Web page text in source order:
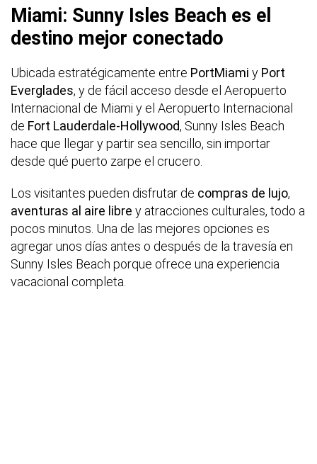
Miami: Sunny Isles Beach es el
destino mejor conectado
Ubicada estratégicamente entre PortMiami y Port
Everglades, y de fácil acceso desde el Aeropuerto
Internacional de Miami y el Aeropuerto Internacional
de Fort Lauderdale-Hollywood, Sunny Isles Beach
hace que llegar y partir sea sencillo, sin importar
desde qué puerto zarpe el crucero.
Los visitantes pueden disfrutar de compras de lujo,
aventuras al aire libre y atracciones culturales, todo a
pocos minutos. Una de las mejores opciones es
agregar unos días antes o después de la travesía en
Sunny Isles Beach porque ofrece una experiencia
vacacional completa.